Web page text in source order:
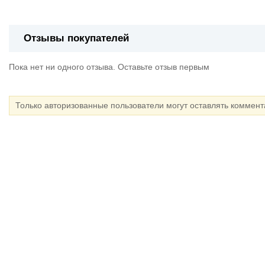
Отзывы покупателей
Пока нет ни одного отзыва. Оставьте отзыв первым
Только авторизованные пользователи могут оставлять